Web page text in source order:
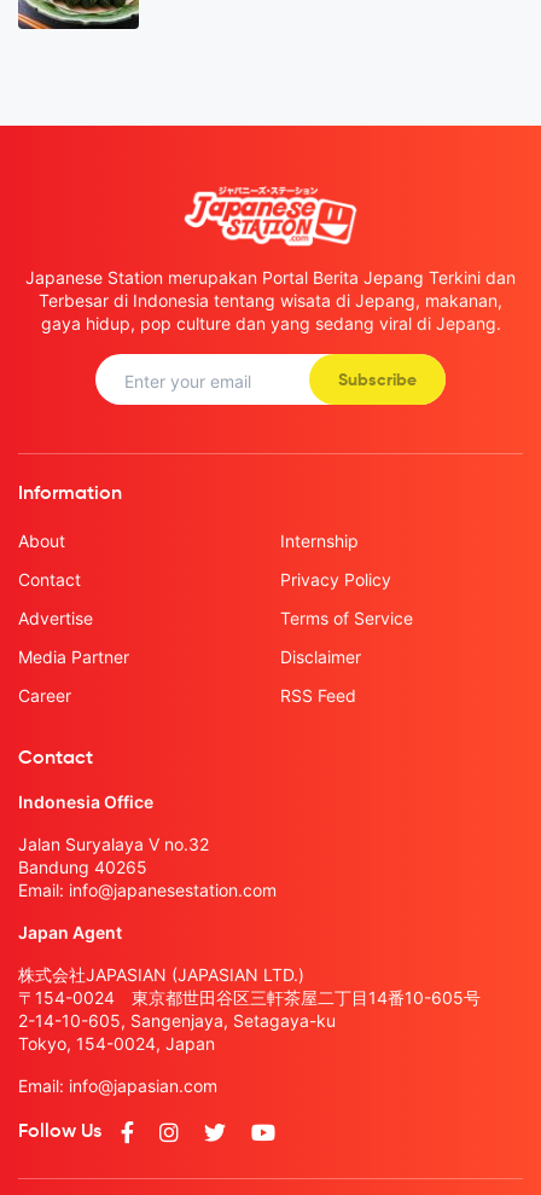
Japanese Station merupakan Portal Berita Jepang Terkini dan
Terbesar di Indonesia tentang wisata di Jepang, makanan,
gaya hidup, pop culture dan yang sedang viral di Jepang.
Subscribe
Information
About
Contact
Advertise
Media Partner
Career
Internship
Privacy Policy
Terms of Service
Disclaimer
RSS Feed
Contact
Indonesia Office
Jalan Suryalaya V no.32
Bandung 40265
Email: info@japanesestation.com
Japan Agent
株式会社JAPASIAN (JAPASIAN LTD.)
〒154-0024 東京都世田谷区三軒茶屋二丁目14番10-605号
2-14-10-605, Sangenjaya, Setagaya-ku
Tokyo, 154-0024, Japan
Email: info@japasian.com
Follow Us